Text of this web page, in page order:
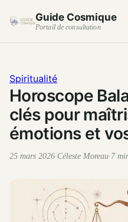
Guide Cosmique
Portail de consultation
Spiritualité
Horoscope
clés pour
émotions et
25 mars 2026·Céleste Moreau·7